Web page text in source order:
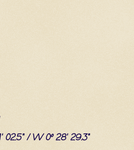
02.5" / W 0º 28' 29.3"